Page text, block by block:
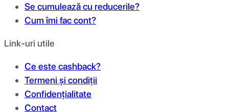
Se cumulează cu reducerile?
Cum îmi fac cont?
Link-uri utile
Ce este cashback?
Termeni și condiții
Confidențialitate
Contact